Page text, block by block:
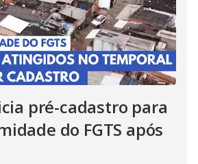
pré-cadastro para
do FGTS após